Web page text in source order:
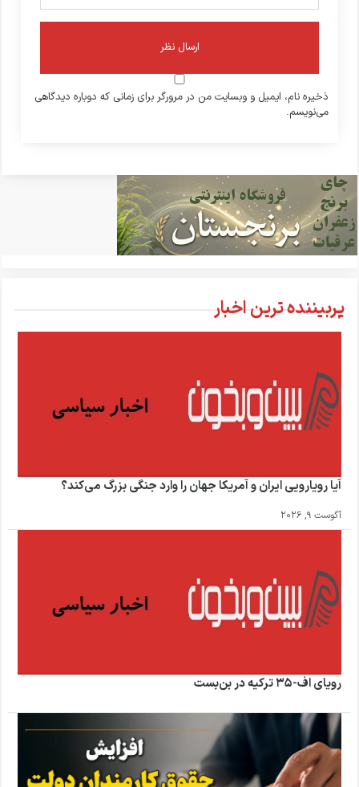
ذخیره نام، ایمیل و وبسایت من در مرورگر برای زمانی که دوباره دیدگاهی
می‌نویسم.
پربیننده ترین اخبار
آیا رویارویی ایران و آمریکا جهان را وارد جنگی بزرگ می‌کند؟
آگوست 9, 2026
رویای اف-۳۵ ترکیه در بن‌بست